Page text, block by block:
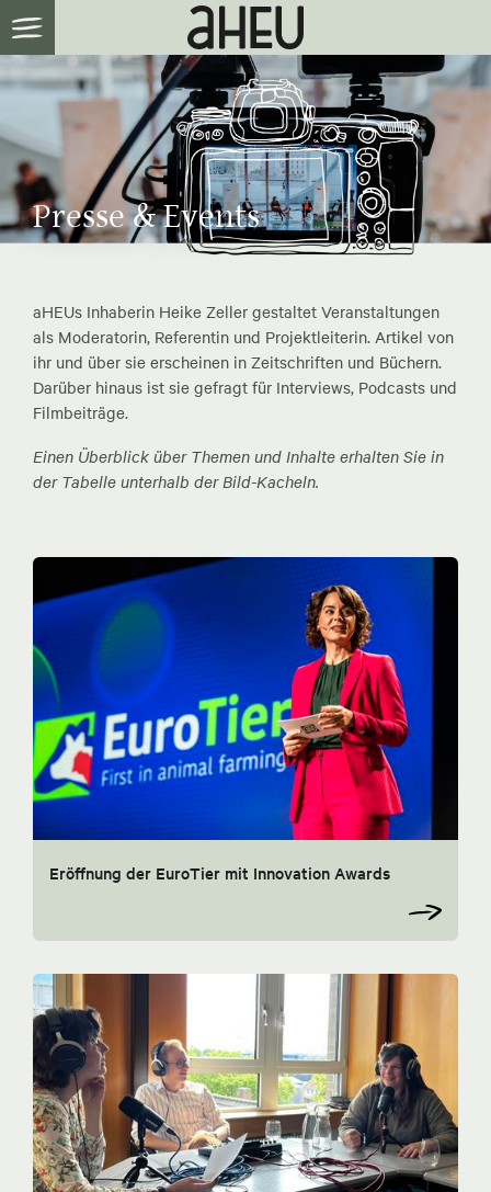
Presse & Events
aHEUs Inhaberin Heike Zeller gestaltet Veranstaltungen
als Moderatorin, Referentin und Projektleiterin. Artikel von
ihr und über sie erscheinen in Zeitschriften und Büchern.
Darüber hinaus ist sie gefragt für Interviews, Podcasts und
Filmbeiträge.
Einen Überblick über Themen und Inhalte erhalten Sie in
der Tabelle unterhalb der Bild-Kacheln.
Eröffnung der EuroTier mit Innovation Awards